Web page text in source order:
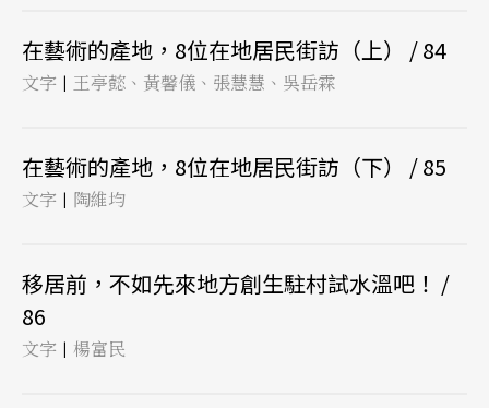
在藝術的產地，8位在地居民街訪（上） / 84
文字 | 王亭懿、黃馨儀、張慧慧、吳岳霖
在藝術的產地，8位在地居民街訪（下） / 85
文字 | 陶維均
移居前，不如先來地方創生駐村試水溫吧！ /
86
文字 | 楊富民